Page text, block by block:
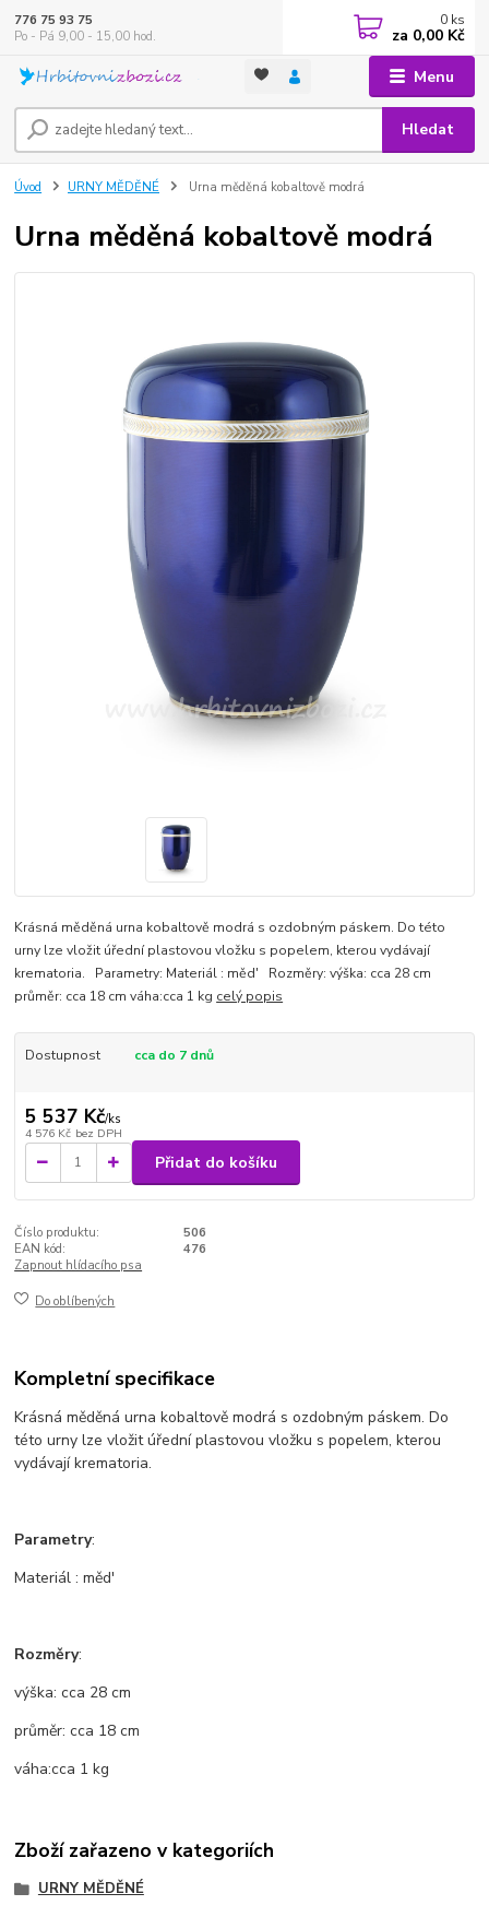
Menu
Hledat
776 75 93 75
Po - Pá 9,00 - 15,00 hod.
0 ks
za 0,00 Kč
Úvod URNY MĚDĚNÉ Urna měděná kobaltově modrá
Urna měděná kobaltově modrá
Krásná měděná urna kobaltově modrá s ozdobným páskem. Do této
urny lze vložit úřední plastovou vložku s popelem, kterou vydávají
krematoria. Parametry: Materiál : měd' Rozměry: výška: cca 28 cm
průměr: cca 18 cm váha:cca 1 kg celý popis
Dostupnost cca do 7 dnů
5 537 Kč/ks
4 576 Kč bez DPH
Přidat do košíku
Číslo produktu:
506
EAN kód:
476
Zapnout hlídacího psa
Do oblíbených
Kompletní specifikace
Krásná měděná urna kobaltově modrá s ozdobným páskem. Do
této urny lze vložit úřední plastovou vložku s popelem, kterou
vydávají krematoria.
Parametry:
Materiál : měd'
Rozměry:
výška: cca 28 cm
průměr: cca 18 cm
váha:cca 1 kg
Zboží zařazeno v kategoriích
URNY MĚDĚNÉ